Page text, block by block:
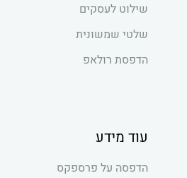
שילוט לעסקים
שלטי שמשונית
הדפסת רולאפ
עוד מידע
הדפסה על פרספקס